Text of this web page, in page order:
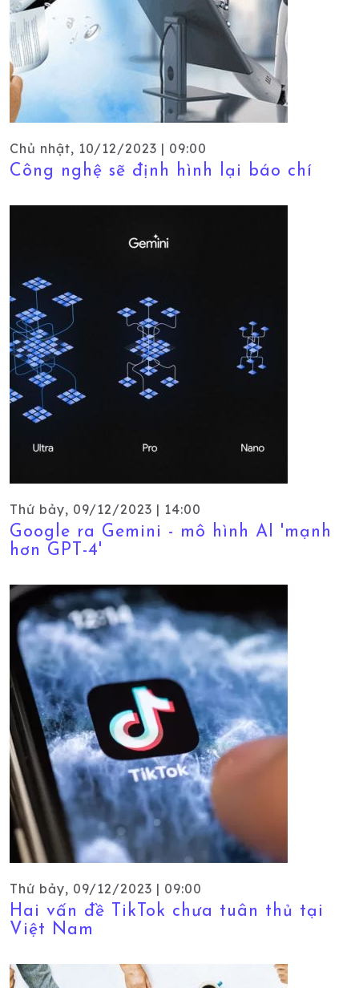
Chủ nhật, 10/12/2023 | 09:00
Công nghệ sẽ định hình lại báo chí
Thứ bảy, 09/12/2023 | 14:00
Google ra Gemini - mô hình AI 'mạnh
hơn GPT-4'
Thứ bảy, 09/12/2023 | 09:00
Hai vấn đề TikTok chưa tuân thủ tại
Việt Nam